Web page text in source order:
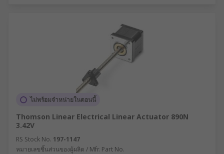
ไม่พร้อมจำหน่ายในตอนนี้
Thomson Linear Electrical Linear Actuator 890N
3.42V
RS Stock No. 197-1147
หมายเลขชิ้นส่วนของผู้ผลิต / Mfr. Part No.